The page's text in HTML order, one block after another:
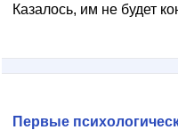
Казалось, им не будет
Первые